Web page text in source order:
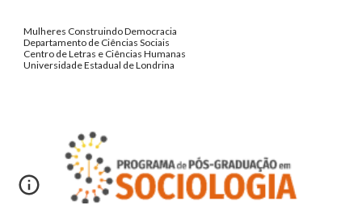
Mulheres Construindo Democracia
Departamento de Ciências Sociais
Centro de Letras e Ciências Humanas
Universidade Estadual de Londrina